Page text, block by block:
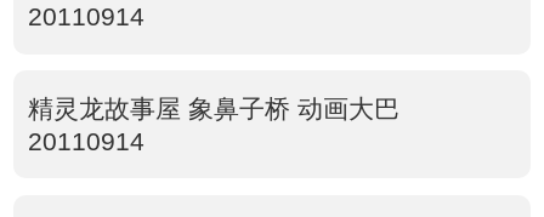
20110914
精灵龙故事屋 象鼻子桥 动画大巴
20110914